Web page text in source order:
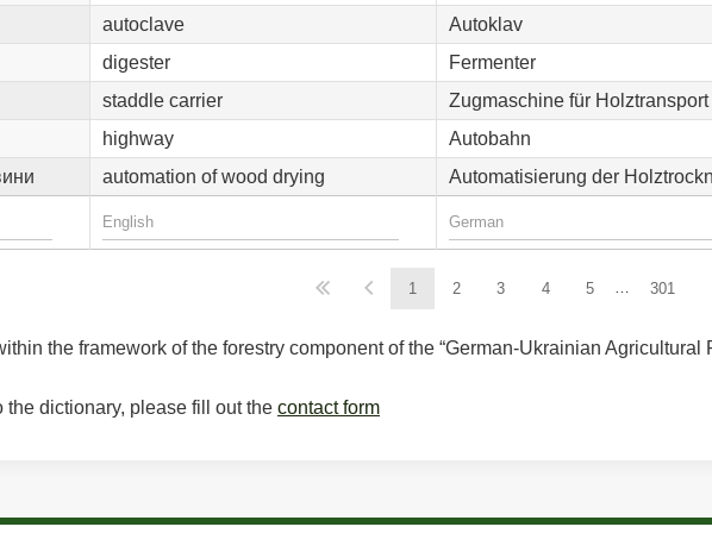
autoclave
Autoklav
digester
Fermenter
staddle carrier
Zugmaschine für Holztransport
highway
Autobahn
automation of wood drying Automatisierung der
1 2 3 4 5 301
the framework of the forestry component of the “German-Ukrainian Agricultural
the dictionary, please fill out the contact form